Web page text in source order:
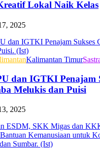
Lokal Naik Kelas
2025
Kalimantan Timur
dan IGTKI Penajam
Melukis dan Puisi
2025